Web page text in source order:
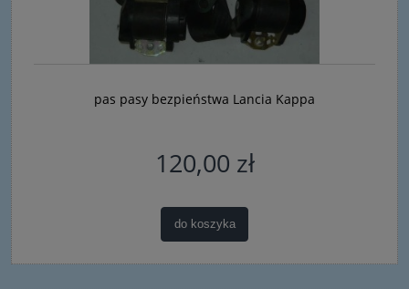
pas pasy bezpieństwa Lancia Kappa
120,00 zł
do koszyka